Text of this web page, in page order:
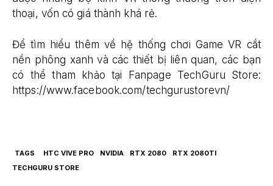
thoại, vốn có giá thành khá rẻ.
Để tìm hiểu thêm về hệ thống chơi Game VR cắt
nền phông xanh và các thiết bị liên quan, các bạn
có thể tham khảo tại Fanpage TechGuru Store:
https://www.facebook.com/techgurustorevn/
TAGS HTC VIVE PRO NVIDIA RTX 2080
RTX 2080TI
TECHGURU STORE